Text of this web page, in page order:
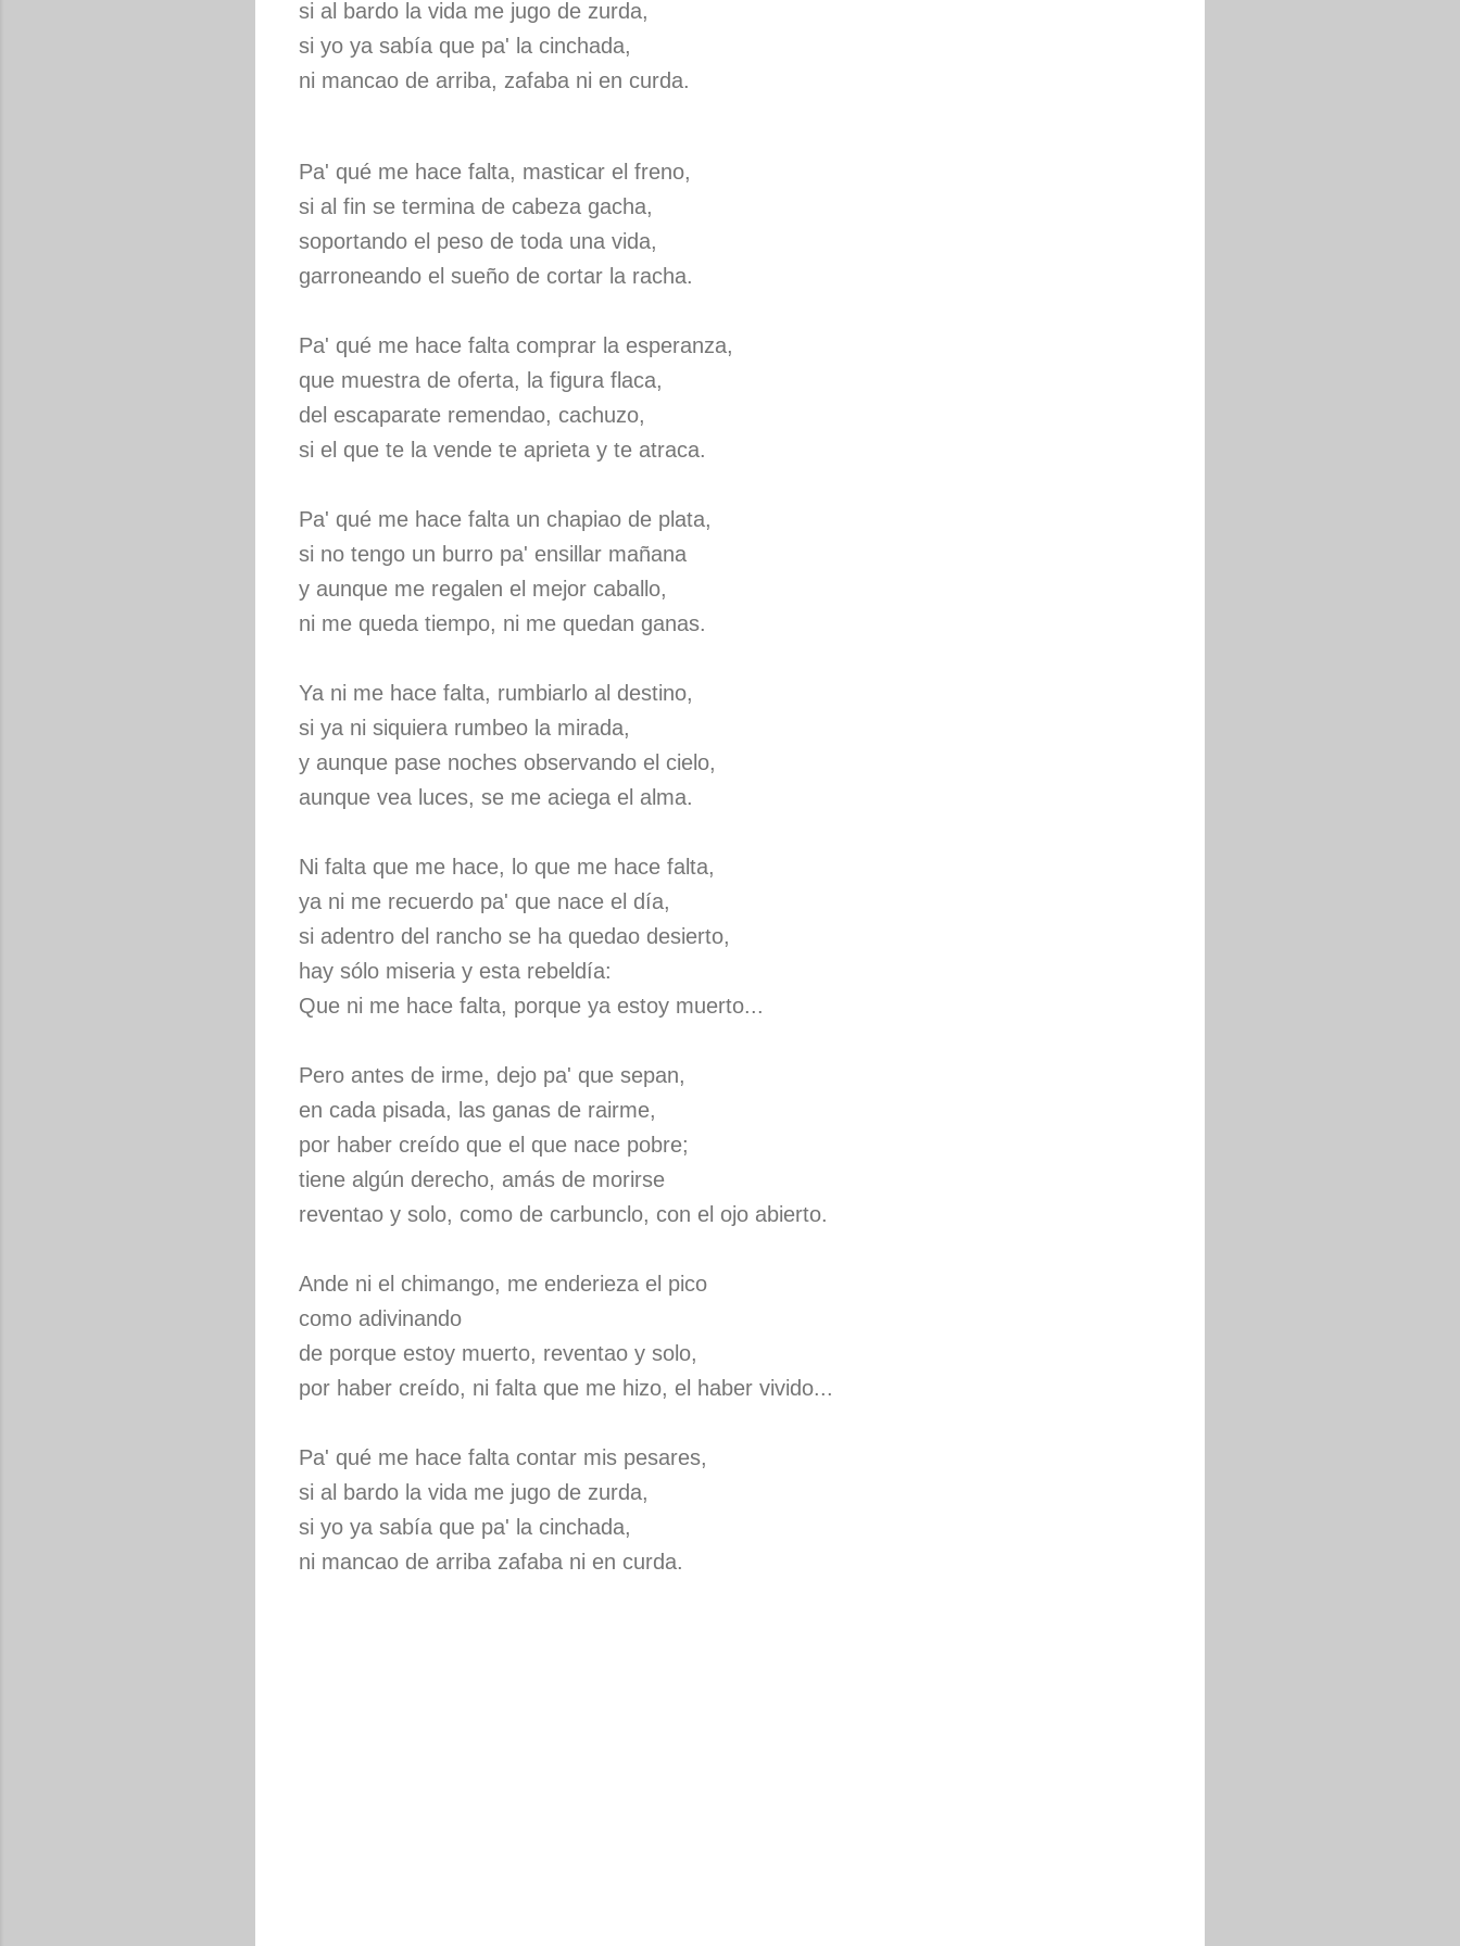
si al bardo la vida me jugo de zurda,
si yo ya sabía que pa' la cinchada,
ni mancao de arriba, zafaba ni en curda.
Pa' qué me hace falta, masticar el freno,
si al fin se termina de cabeza gacha,
soportando el peso de toda una vida,
garroneando el sueño de cortar la racha.
Pa' qué me hace falta comprar la esperanza,
que muestra de oferta, la figura flaca,
del escaparate remendao, cachuzo,
si el que te la vende te aprieta y te atraca.
Pa' qué me hace falta un chapiao de plata,
si no tengo un burro pa' ensillar mañana
y aunque me regalen el mejor caballo,
ni me queda tiempo, ni me quedan ganas.
Ya ni me hace falta, rumbiarlo al destino,
si ya ni siquiera rumbeo la mirada,
y aunque pase noches observando el cielo,
aunque vea luces, se me aciega el alma.
Ni falta que me hace, lo que me hace falta,
ya ni me recuerdo pa' que nace el día,
si adentro del rancho se ha quedao desierto,
hay sólo miseria y esta rebeldía:
Que ni me hace falta, porque ya estoy muerto...
Pero antes de irme, dejo pa' que sepan,
en cada pisada, las ganas de rairme,
por haber creído que el que nace pobre;
tiene algún derecho, amás de morirse
reventao y solo, como de carbunclo, con el ojo abierto.
Ande ni el chimango, me enderieza el pico
como adivinando
de porque estoy muerto, reventao y solo,
por haber creído, ni falta que me hizo, el haber vivido...
Pa' qué me hace falta contar mis pesares,
si al bardo la vida me jugo de zurda,
si yo ya sabía que pa' la cinchada,
ni mancao de arriba zafaba ni en curda.